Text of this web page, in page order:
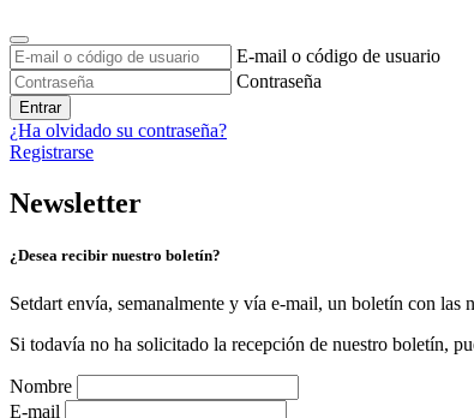
E-mail o código de usuario
Contraseña
Entrar
¿Ha olvidado su contraseña?
Registrarse
Newsletter
¿Desea recibir nuestro boletín?
Setdart envía, semanalmente y vía e-mail, un boletín con las
Si todavía no ha solicitado la recepción de nuestro boletín,
Nombre
E-mail